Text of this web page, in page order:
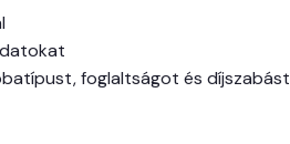
foglaltságot és díjszabást